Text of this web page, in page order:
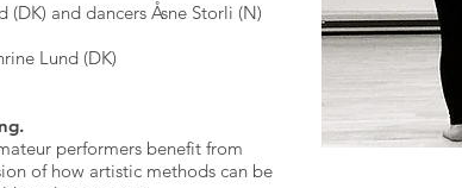
and dancers Åsne Storli (N)
Lund (DK)
performers benefit from
of how artistic methods can be